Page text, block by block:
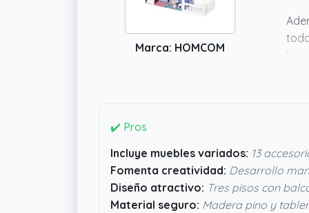
Marca: HOMCOM
✔️ Pros
Incluye muebles variados: 13
Fomenta creatividad: Desarrollo
Diseño atractivo: Tres pisos con
Material seguro: Madera pino y